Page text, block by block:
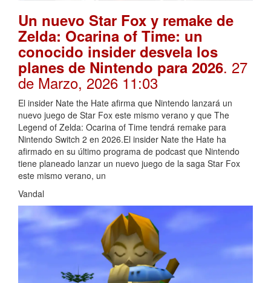
Un nuevo Star Fox y remake de
Zelda: Ocarina of Time: un
conocido insider desvela los
planes de Nintendo para 2026. 27
de Marzo, 2026 11:03
El insider Nate the Hate afirma que Nintendo lanzará un
nuevo juego de Star Fox este mismo verano y que The
Legend of Zelda: Ocarina of Time tendrá remake para
Nintendo Switch 2 en 2026.El insider Nate the Hate ha
afirmado en su último programa de podcast que Nintendo
tiene planeado lanzar un nuevo juego de la saga Star Fox
este mismo verano, un
Vandal